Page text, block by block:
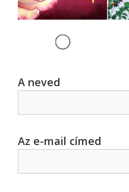
A neved
Az e-mail címed